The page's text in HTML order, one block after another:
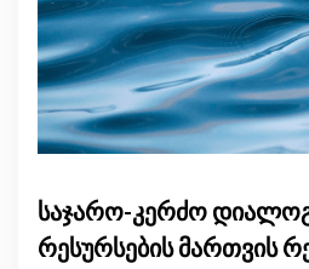
საჯარო-კერძო
რესურსების მართვის